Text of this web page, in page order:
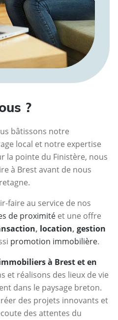
?
bâtissons notre
local et notre expertise
la pointe du Finistère, nous
à Brest avant de nous
faire au service de nos
de proximité et une offre
, location, gestion
promotion immobilière.
à Brest et en
et réalisons des lieux de vie
dans le paysage breton.
des projets innovants et
des attentes du